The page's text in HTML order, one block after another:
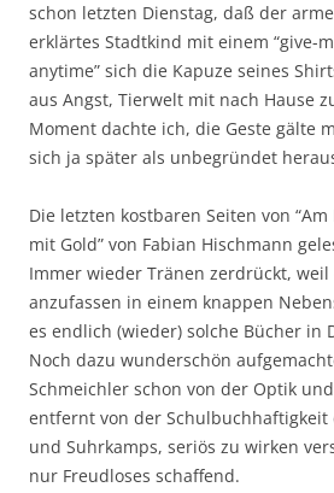
schon letzten Dienstag, daß der
erklärtes Stadtkind mit einem “give-
anytime” sich die Kapuze seines
aus Angst, Tierwelt mit nach Hause
Moment dachte ich, die Geste gälte
sich ja später als unbegründet
Die letzten kostbaren Seiten von
mit Gold” von Fabian Hischmann
Immer wieder Tränen zerdrückt,
anzufassen in einem knappen
es endlich (wieder) solche Bücher in
Noch dazu wunderschön
Schmeichler schon von der Optik
entfernt von der Schulbuchhaftigkeit
und Suhrkamps, seriös zu wirken
nur Freudloses schaffend.